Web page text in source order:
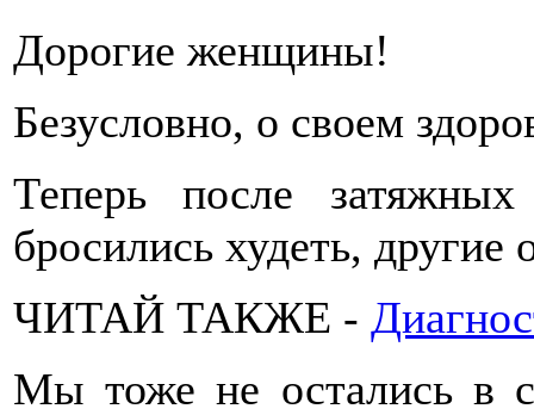
Дорогие женщины!
Безусловно, о своем
Теперь после
бросились худеть, другие
ЧИТАЙ ТАКЖЕ -
Мы тоже не остались в